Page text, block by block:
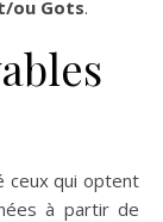
ou Gots.
ceux qui optent
à partir de